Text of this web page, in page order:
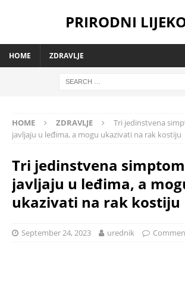
PRIRODNI
HOME ZDRAVLJE
HOME ZDRAVLJE
Tri jedinstvena
javljaju u leđima, a mogu ukazivati na rak kostiju
Tri jedinstvena
javljaju u leđima, a
ukazivati na rak kostiju
September 24, 2023 urednik